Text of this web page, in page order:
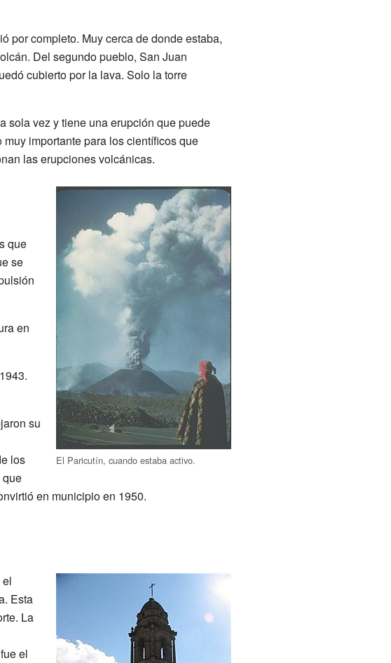
por completo. Muy cerca de donde estaba,
Del segundo pueblo, San Juan
cubierto por la lava. Solo la torre
sola vez y tiene una erupción que puede
importante para los científicos que
las erupciones volcánicas.
El Paricutín, cuando estaba activo.
que
se
en
su
los
en municipio en 1950.
Esta
La
el